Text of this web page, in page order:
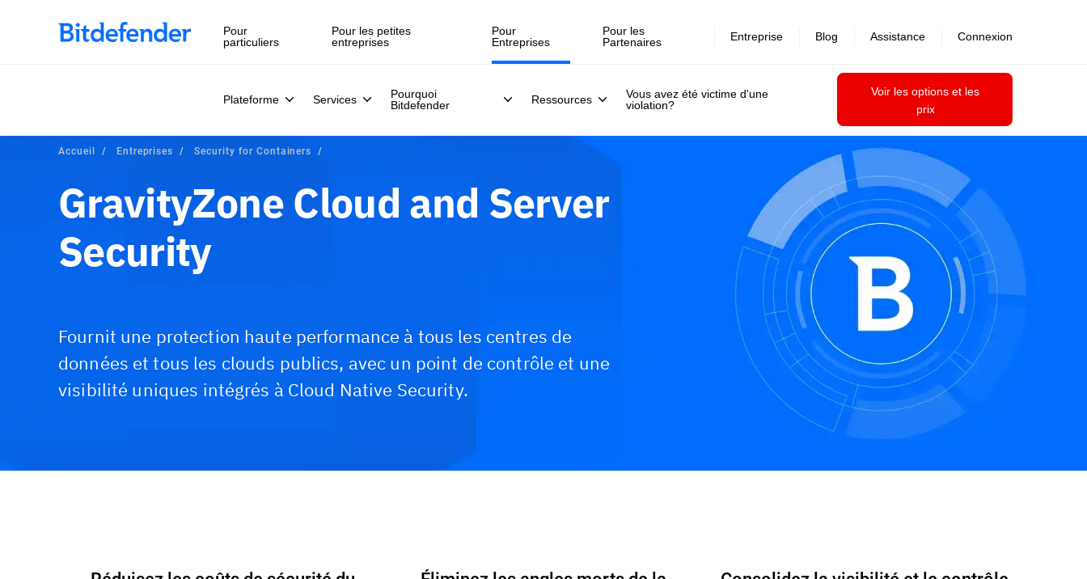
Souveraineté des données en cybersécurité : webinaire en direct, le 30 juillet .
Pour
particuliers
Pour les petites
entreprises
Pour
Entreprises
Plateforme Services
Pourquoi
Bitdefender
Ressources
Vous avez été victime d'une
violation?
Voir les options et les
prix
Pour les
Partenaires
Entreprise Blog Assistance Connexion
Accueil Entreprises Security for Containers
GravityZone Cloud and Server
Security
Fournit une protection haute performance à tous les centres de
données et tous les clouds publics, avec un point de contrôle et une
visibilité uniques intégrés à Cloud Native Security.